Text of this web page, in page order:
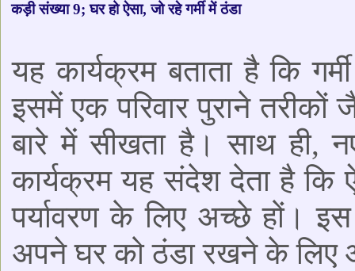
कड़ी संख्या 9; घर हो ऐसा, जो रहे गर्मी में ठंडा
यह कार्यक्रम बताता है कि
इसमें एक परिवार पुराने
बारे में सीखता है। साथ ही,
कार्यक्रम यह संदेश देता है कि
पर्यावरण के लिए अच्छे हों।
अपने घर को ठंडा रखने के लिए